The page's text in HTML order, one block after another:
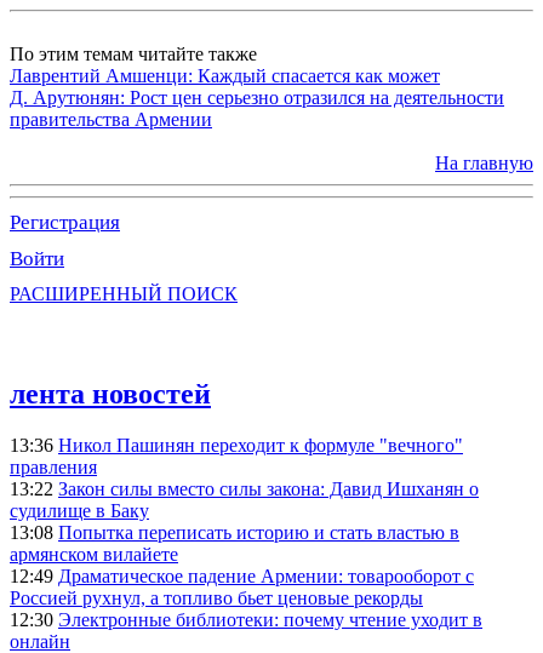
По этим темам читайте также
Лаврентий Амшенци: Каждый спасается как может
Д. Арутюнян: Рост цен серьезно отразился на деятельности
правительства Армении
На главную
Регистрация
Войти
РАСШИРЕННЫЙ ПОИСК
лента новостей
13:36 Никол Пашинян переходит к формуле "вечного"
правления
13:22 Закон силы вместо силы закона: Давид Ишханян о
судилище в Баку
13:08 Попытка переписать историю и стать властью в
армянском вилайете
12:49 Драматическое падение Армении: товарооборот с
Россией рухнул, а топливо бьет ценовые рекорды
12:30 Электронные библиотеки: почему чтение уходит в
онлайн